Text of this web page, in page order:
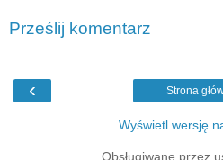
Prześlij komentarz
‹ Strona
Wyświetl wersję
Obsługiwane przez